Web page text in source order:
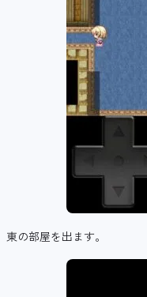
東の部屋を出ます。